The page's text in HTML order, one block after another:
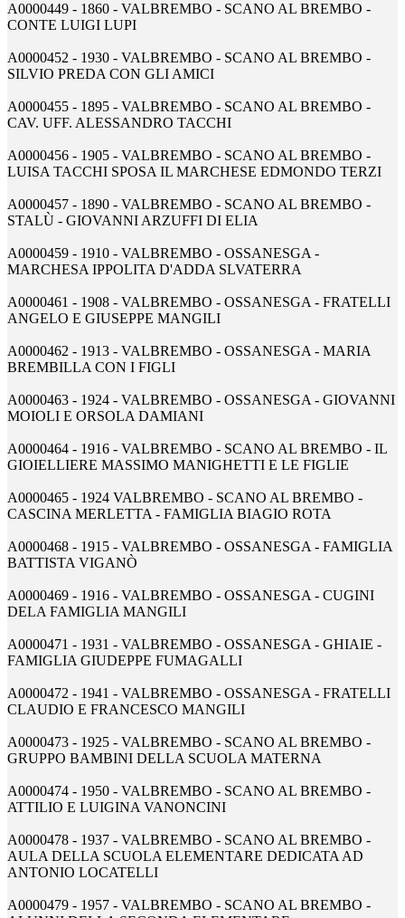
A0000449 - 1860 - VALBREMBO - SCANO AL BREMBO -
CONTE LUIGI LUPI
A0000452 - 1930 - VALBREMBO - SCANO AL BREMBO -
SILVIO PREDA CON GLI AMICI
A0000455 - 1895 - VALBREMBO - SCANO AL BREMBO -
CAV. UFF. ALESSANDRO TACCHI
A0000456 - 1905 - VALBREMBO - SCANO AL BREMBO -
LUISA TACCHI SPOSA IL MARCHESE EDMONDO TERZI
A0000457 - 1890 - VALBREMBO - SCANO AL BREMBO -
STALÙ - GIOVANNI ARZUFFI DI ELIA
A0000459 - 1910 - VALBREMBO - OSSANESGA -
MARCHESA IPPOLITA D'ADDA SLVATERRA
A0000461 - 1908 - VALBREMBO - OSSANESGA - FRATELLI
ANGELO E GIUSEPPE MANGILI
A0000462 - 1913 - VALBREMBO - OSSANESGA - MARIA
BREMBILLA CON I FIGLI
A0000463 - 1924 - VALBREMBO - OSSANESGA - GIOVANNI
MOIOLI E ORSOLA DAMIANI
A0000464 - 1916 - VALBREMBO - SCANO AL BREMBO - IL
GIOIELLIERE MASSIMO MANIGHETTI E LE FIGLIE
A0000465 - 1924 VALBREMBO - SCANO AL BREMBO -
CASCINA MERLETTA - FAMIGLIA BIAGIO ROTA
A0000468 - 1915 - VALBREMBO - OSSANESGA - FAMIGLIA
BATTISTA VIGANÒ
A0000469 - 1916 - VALBREMBO - OSSANESGA - CUGINI
DELA FAMIGLIA MANGILI
A0000471 - 1931 - VALBREMBO - OSSANESGA - GHIAIE -
FAMIGLIA GIUDEPPE FUMAGALLI
A0000472 - 1941 - VALBREMBO - OSSANESGA - FRATELLI
CLAUDIO E FRANCESCO MANGILI
A0000473 - 1925 - VALBREMBO - SCANO AL BREMBO -
GRUPPO BAMBINI DELLA SCUOLA MATERNA
A0000474 - 1950 - VALBREMBO - SCANO AL BREMBO -
ATTILIO E LUIGINA VANONCINI
A0000478 - 1937 - VALBREMBO - SCANO AL BREMBO -
AULA DELLA SCUOLA ELEMENTARE DEDICATA AD
ANTONIO LOCATELLI
A0000479 - 1957 - VALBREMBO - SCANO AL BREMBO -